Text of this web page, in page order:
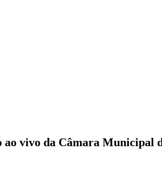
vivo da Câmara Municipal